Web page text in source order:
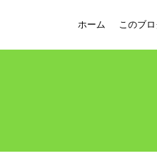
ホーム このブ